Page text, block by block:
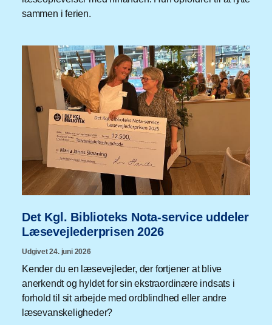
sammen i ferien.
Det Kgl. Biblioteks Nota-service uddeler
Læsevejlederprisen 2026
Udgivet 24. juni 2026
Kender du en læsevejleder, der fortjener at blive
anerkendt og hyldet for sin ekstraordinære indsats i
forhold til sit arbejde med ordblindhed eller andre
læsevanskeligheder?